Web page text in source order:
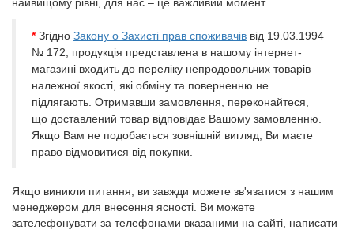
* Згідно Закону о Захисті прав споживачів від 19.03.1994
№ 172 , продукція представлена в нашому інтернет-
магазині входить до переліку непродовольчих товарів
належної якості, які обміну та поверненню не
підлягають. Отримавши замовлення, переконайтеся,
що доставлений товар відповідає Вашому замовленню.
Якщо Вам не подобається зовнішній вигляд, Ви маєте
право відмовитися від покупки.
Якщо виникли питання, ви завжди можете зв'язатися з нашим
менеджером для внесення ясності. Ви можете
зателефонувати за телефонами вказаними на сайті, написати